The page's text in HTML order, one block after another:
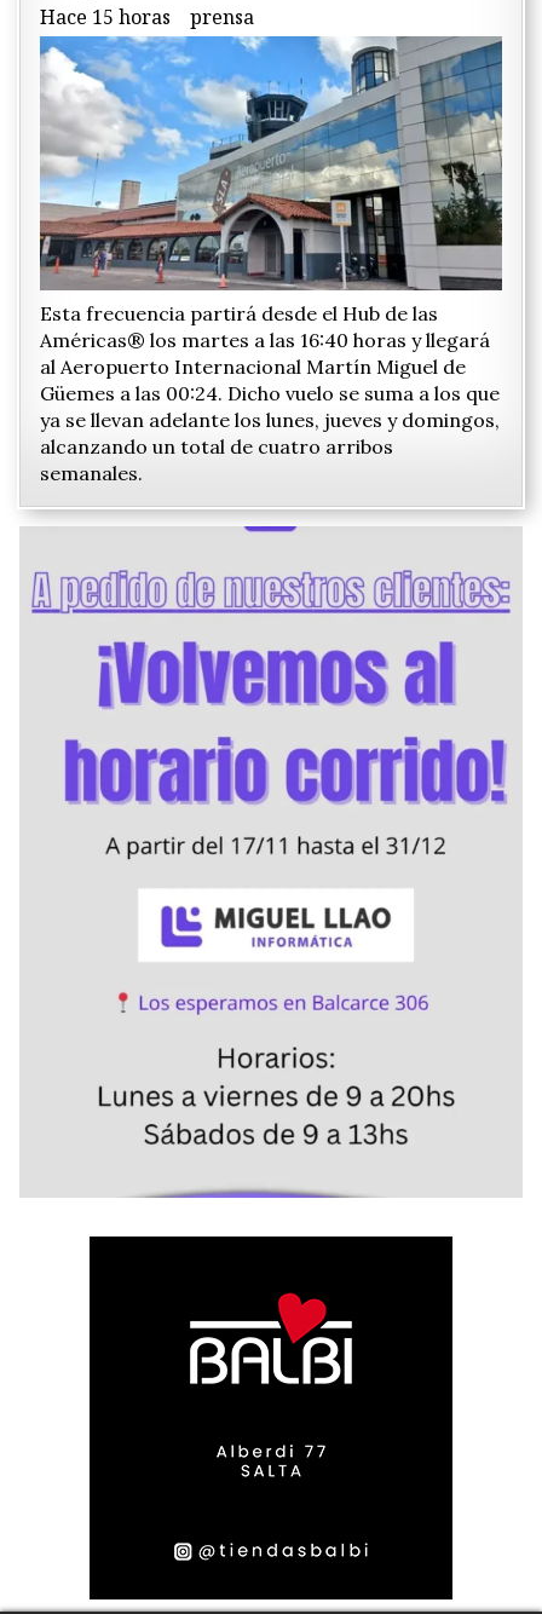
prensa
Hace 15 horas
Esta frecuencia partirá desde el Hub de las
Américas® los martes a las 16:40 horas y llegará
al Aeropuerto Internacional Martín Miguel de
Güemes a las 00:24. Dicho vuelo se suma a los que
ya se llevan adelante los lunes, jueves y domingos,
alcanzando un total de cuatro arribos
semanales.